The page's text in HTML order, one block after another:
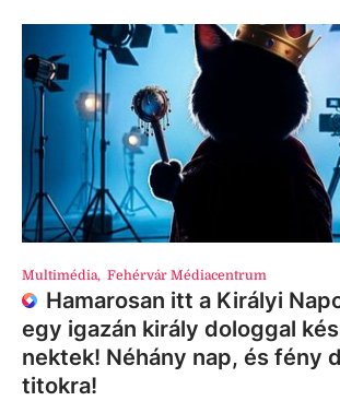
Multimédia, Fehérvár Médiacentrum
Hamarosan itt a Királyi
egy igazán király dologgal
nektek! Néhány nap, és fény
titokra!